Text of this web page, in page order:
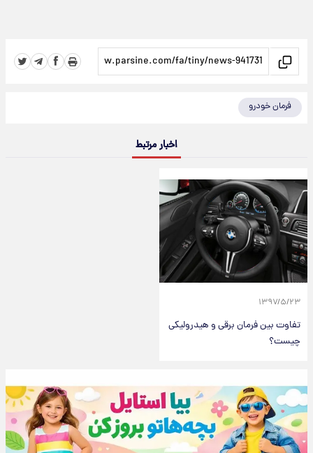
فرمان خودرو
اخبار مرتبط
۱۳۹۷/۵/۲۳
تفاوت بین فرمان برقی و هیدرولیکی
چیست؟